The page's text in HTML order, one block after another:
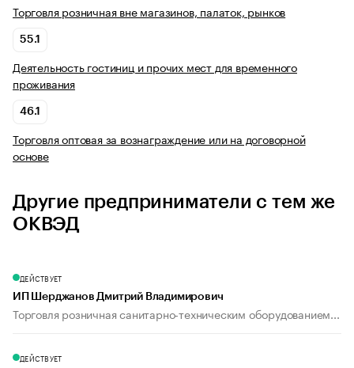
Торговля розничная вне магазинов, палаток, рынков
55.1
Деятельность гостиниц и прочих мест для временного
проживания
46.1
Торговля оптовая за вознаграждение или на договорной
основе
Другие предприниматели с тем же
ОКВЭД
ДЕЙСТВУЕТ
ИП Шерджанов Дмитрий Владимирович
Торговля розничная санитарно-техническим оборудованием...
ДЕЙСТВУЕТ